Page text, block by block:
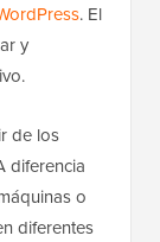
. El
y
de los
diferencia
o
diferentes